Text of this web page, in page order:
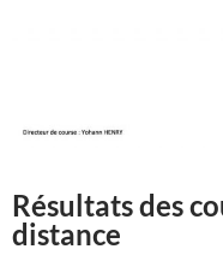
Résultats des
distance